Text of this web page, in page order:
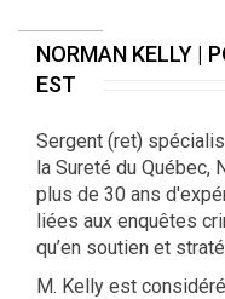
NORMAN KELLY |
EST
Sergent (ret)
la Sureté du Québec,
plus de 30 ans
liées aux enquêtes
qu’en soutien et
M. Kelly est